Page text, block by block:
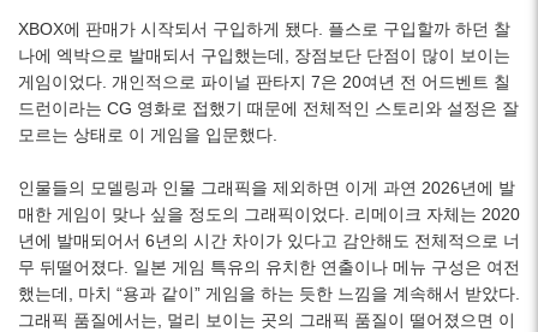
XBOX에 판매가 시작되서 구입하게 됐다. 플스로 구입할까 하던 찰
나에 엑박으로 발매되서 구입했는데, 장점보단 단점이 많이 보이는
게임이었다. 개인적으로 파이널 판타지 7은 20여년 전 어드벤트 칠
드런이라는 CG 영화로 접했기 때문에 전체적인 스토리와 설정은 잘
모르는 상태로 이 게임을 입문했다.
인물들의 모델링과 인물 그래픽을 제외하면 이게 과연 2026년에 발
매한 게임이 맞나 싶을 정도의 그래픽이었다. 리메이크 자체는 2020
년에 발매되어서 6년의 시간 차이가 있다고 감안해도 전체적으로 너
무 뒤떨어졌다. 일본 게임 특유의 유치한 연출이나 메뉴 구성은 여전
했는데, 마치 “용과 같이” 게임을 하는 듯한 느낌을 계속해서 받았다.
그래픽 품질에서는, 멀리 보이는 곳의 그래픽 품질이 떨어졌으면 이